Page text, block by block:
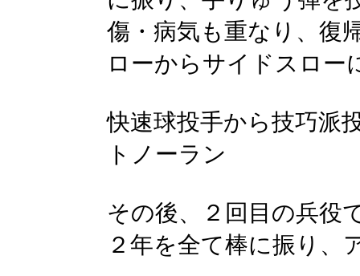
傷・病気も重なり、復
ローからサイドスロー
快速球投手から技巧派
トノーラン
その後、２回目の兵役
２年を全て棒に振り、